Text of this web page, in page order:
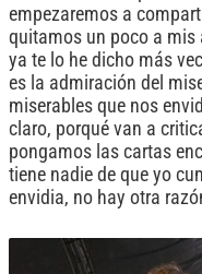
empezaremos a
quitamos un poco a mis
ya te lo he dicho más
es la admiración del
miserables que nos
claro, porqué van a
pongamos las cartas
tiene nadie de que yo
envidia, no hay otra